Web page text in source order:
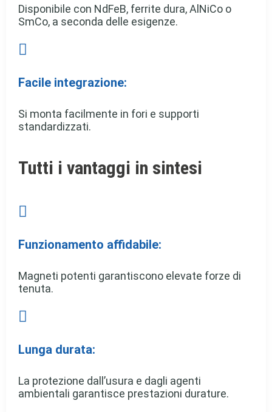
Disponibile con NdFeB, ferrite dura, AlNiCo o
SmCo, a seconda delle esigenze.

Facile integrazione:
Si monta facilmente in fori e supporti
standardizzati.
Tutti i vantaggi in sintesi

Funzionamento affidabile:
Magneti potenti garantiscono elevate forze di
tenuta.

Lunga durata:
La protezione dall’usura e dagli agenti
ambientali garantisce prestazioni durature.